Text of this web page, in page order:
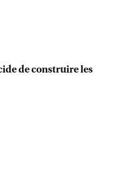
de construire les